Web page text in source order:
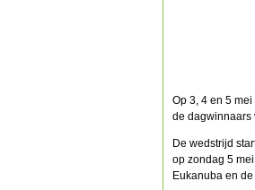
Op 3, 4 en 5
de dagwinnaars
De wedstrijd
op zondag 5
Eukanuba en